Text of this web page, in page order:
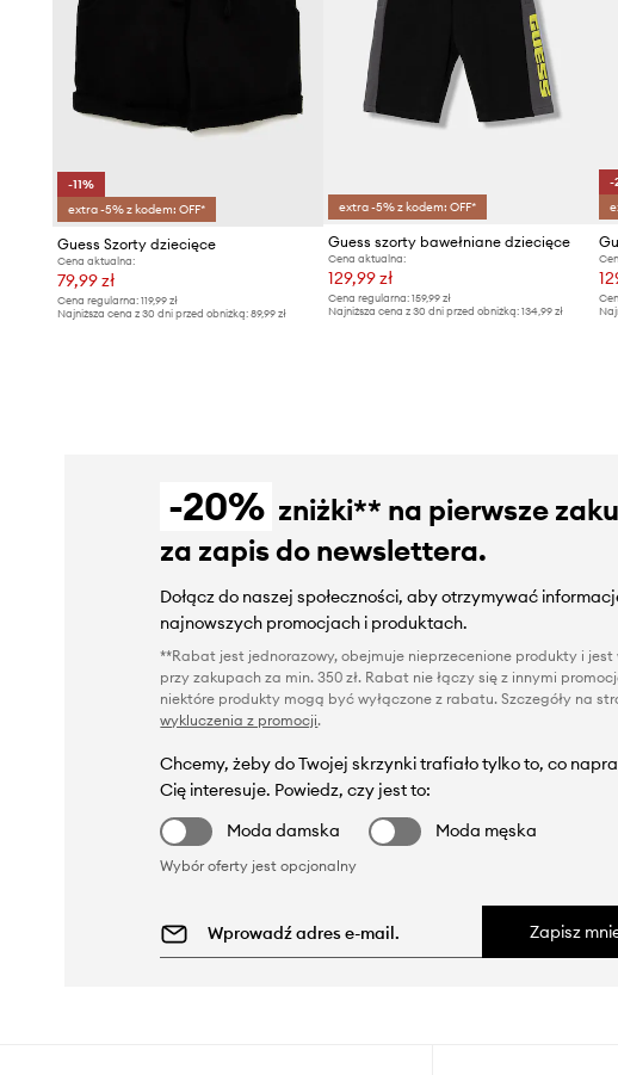
-11%
extra -5% z kodem: OFF*
Guess Szorty dziecięce
Cena aktualna:
79,99 zł
Cena regularna: 119,99 zł
Najniższa cena z 30 dni przed obniżką: 89,99 zł
extra -5% z kodem: OFF*
Guess szorty bawełniane dziecięce
Cena aktualna:
129,99 zł
Cena regularna:159,99 zł
Najniższa cena z 30 dni przed obniżką:134,99 zł
-
-20% zniżki** na pierwsze
za zapis do newslettera.
Dołącz do naszej społeczności, aby otrzymywać
najnowszych promocjach i produktach.
**Rabat jest jednorazowy, obejmuje nieprzecenione produkty i jest
przy zakupach za min. 350 zł. Rabat nie łączy się z innymi
niektóre produkty mogą być wyłączone z rabatu. Szczegóły na
wykluczenia z promocji.
Chcemy, żeby do Twojej skrzynki trafiało tylko to, co
Cię interesuje. Powiedz, czy jest to:
Moda damska
Moda męska
Wybór oferty jest opcjonalny
Zapisz